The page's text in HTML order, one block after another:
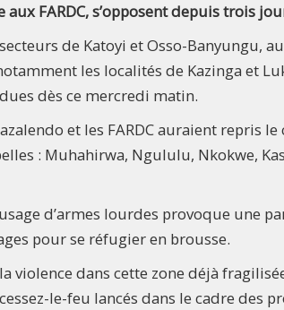
FARDC, s’opposent depuis trois
de Katoyi et Osso-Banyungu,
les localités de Kazinga et
dès ce mercredi matin.
et les FARDC auraient repris
: Muhahirwa, Ngululu, Nkokwe,
d’armes lourdes provoque une
pour se réfugier en brousse.
violence dans cette zone déjà
le-feu lancés dans le cadre des